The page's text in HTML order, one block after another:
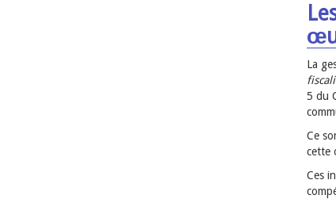
La
5 du
Ce
cette
Ces